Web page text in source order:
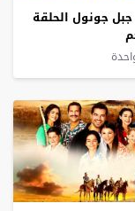
جونول الحلقة